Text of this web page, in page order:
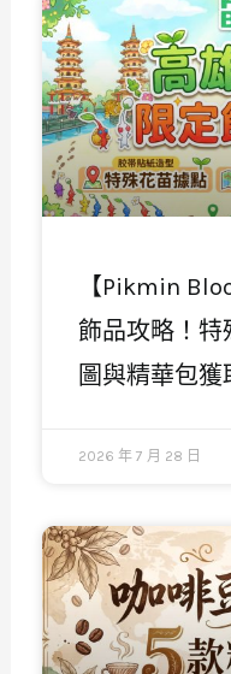
【Pikmin
飾品攻略！特
圖與精華包獲
2026 年 7 月 28 日